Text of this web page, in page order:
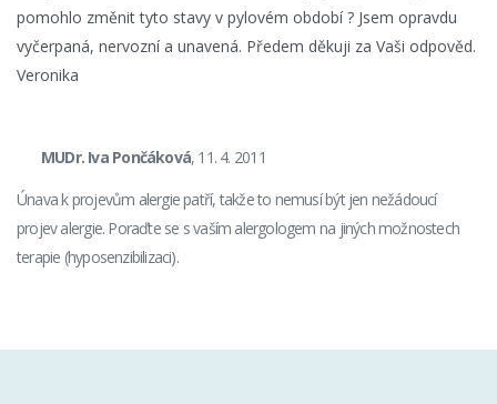
pomohlo změnit tyto stavy v pylovém období ? Jsem opravdu
vyčerpaná, nervozní a unavená. Předem děkuji za Vaši odpověd.
Veronika
MUDr. Iva Pončáková, 11. 4. 2011
Únava k projevům alergie patří, takže to nemusí být jen nežádoucí
projev alergie. Poraďte se s vaším alergologem na jiných možnostech
terapie (hyposenzibilizaci).